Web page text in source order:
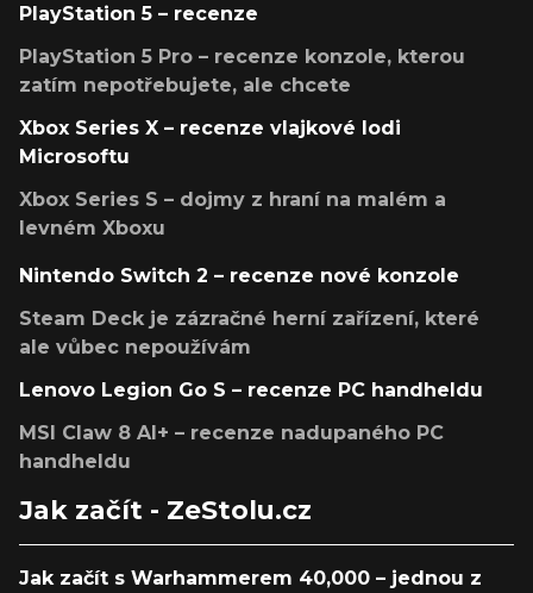
PlayStation 5 – recenze
PlayStation 5 Pro – recenze konzole, kterou
zatím nepotřebujete, ale chcete
Xbox Series X – recenze vlajkové lodi
Microsoftu
Xbox Series S – dojmy z hraní na malém a
levném Xboxu
Nintendo Switch 2 – recenze nové konzole
Steam Deck je zázračné herní zařízení, které
ale vůbec nepoužívám
Lenovo Legion Go S – recenze PC handheldu
MSI Claw 8 AI+ – recenze nadupaného PC
handheldu
Jak začít - ZeStolu.cz
Jak začít s Warhammerem 40,000 – jednou z